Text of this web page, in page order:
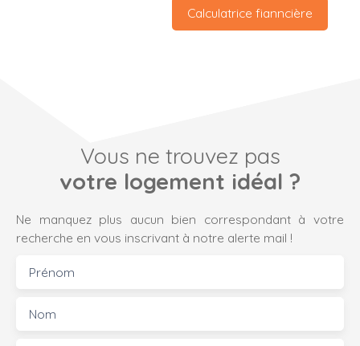
Calculatrice fianncière
Vous ne trouvez pas
votre logement idéal ?
Ne manquez plus aucun bien correspondant à votre
recherche en vous inscrivant à notre alerte mail !
Prénom
Nom